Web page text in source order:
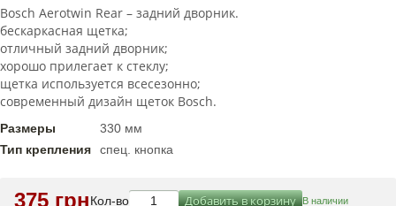
Bosch Aerotwin Rear – задний дворник.
бескаркасная щетка;
отличный задний дворник;
хорошо прилегает к стеклу;
щетка используется всесезонно;
современный дизайн щеток Bosch.
Размеры
330 мм
Тип крепления
спец. кнопка
375 грнКол-во Добавить в корзину В наличии